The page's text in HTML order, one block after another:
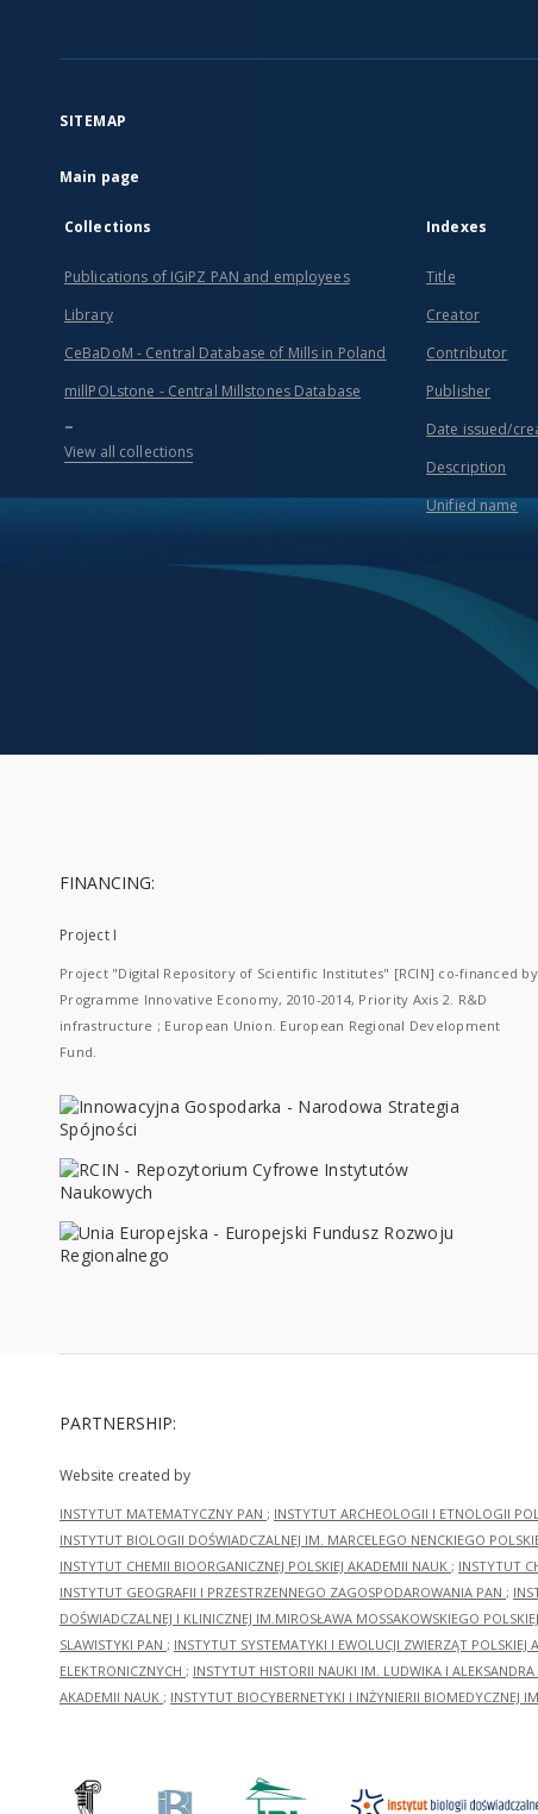
SITEMAP
Main page
Collections
Publications of IGiPZ PAN and employees
Library
CeBaDoM - Central Database of Mills in Poland
millPOLstone - Central Millstones Database
...
View all collections
Indexes
Title
Creator
Contributor
Publisher
Date issued/
Description
Unified name
FINANCING:
Project I
Project "Digital Repository of Scientific Institutes" [RCIN] co-financed by
Programme Innovative Economy, 2010-2014, Priority Axis 2. R&D
infrastructure ; European Union. European Regional Development
Fund.
PARTNERSHIP:
Website created by
INSTYTUT MATEMATYCZNY PAN ; INSTYTUT ARCHEOLOGII I ETNOLOGII
INSTYTUT BIOLOGII DOŚWIADCZALNEJ IM. MARCELEGO NENCKIEGO
INSTYTUT CHEMII BIOORGANICZNEJ POLSKIEJ AKADEMII NAUK ; INSTYTUT
INSTYTUT GEOGRAFII I PRZESTRZENNEGO ZAGOSPODAROWANIA PAN ;
DOŚWIADCZALNEJ I KLINICZNEJ IM.MIROSŁAWA MOSSAKOWSKIEGO
SLAWISTYKI PAN ; INSTYTUT SYSTEMATYKI I EWOLUCJI ZWIERZĄT POLSKIEJ
ELEKTRONICZNYCH ; INSTYTUT HISTORII NAUKI IM. LUDWIKA I
AKADEMII NAUK ; INSTYTUT BIOCYBERNETYKI I INŻYNIERII BIOMEDYCZNEJ